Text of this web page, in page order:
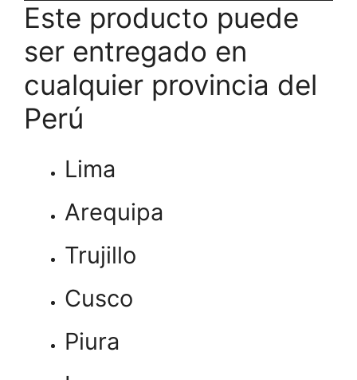
Este producto puede
ser entregado en
cualquier provincia del
Perú
Lima
Arequipa
Trujillo
Cusco
Piura